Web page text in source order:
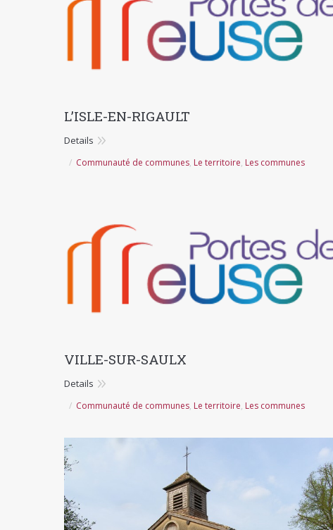
L’ISLE-EN-RIGAULT
Details
Communauté de communes, Le territoire, Les communes
VILLE-SUR-SAULX
Details
Communauté de communes, Le territoire, Les communes